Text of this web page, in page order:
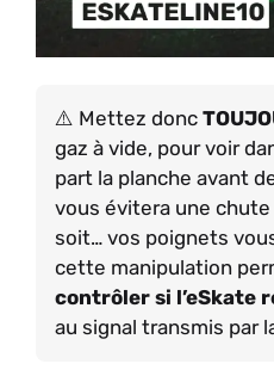
Mettez donc
gaz à vide, pour voir
part la planche avant
vous évitera une
soit… vos poignets
cette manipulation
contrôler si l’eSkate
au signal transmis par